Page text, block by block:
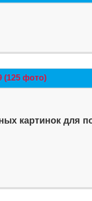
(125 фото)
картинок для